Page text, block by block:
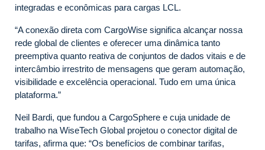
integradas e econômicas para cargas LCL.
“A conexão direta com CargoWise significa alcançar nossa
rede global de clientes e oferecer uma dinâmica tanto
preemptiva quanto reativa de conjuntos de dados vitais e de
intercâmbio irrestrito de mensagens que geram automação,
visibilidade e excelência operacional. Tudo em uma única
plataforma.”
Neil Bardi, que fundou a CargoSphere e cuja unidade de
trabalho na WiseTech Global projetou o conector digital de
tarifas, afirma que: “Os benefícios de combinar tarifas,